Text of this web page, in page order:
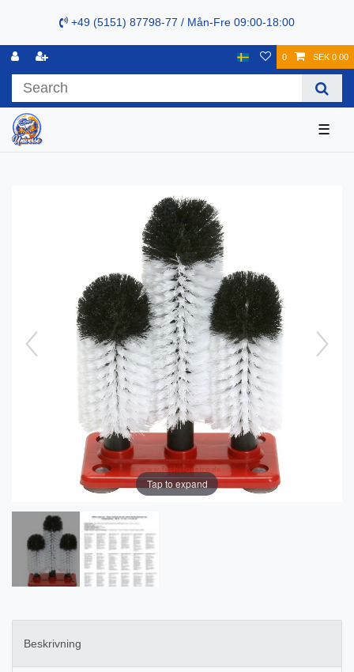
+49 (5151) 87798-77 / Mån-Fre 09:00-18:00
0 SEK 0.00
☰
Tap to expand
Beskrivning